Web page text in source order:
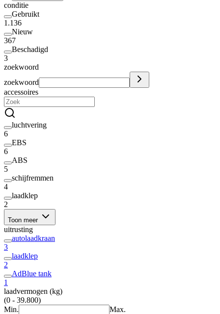
conditie
Gebruikt
1.136
Nieuw
367
Beschadigd
3
zoekwoord
zoekwoord
accessoires
luchtvering
6
EBS
6
ABS
5
schijfremmen
4
laadklep
2
Toon meer
uitrusting
autolaadkraan
3
laadklep
2
AdBlue tank
1
laadvermogen (kg)
(0 - 39.800)
Min.
Max.